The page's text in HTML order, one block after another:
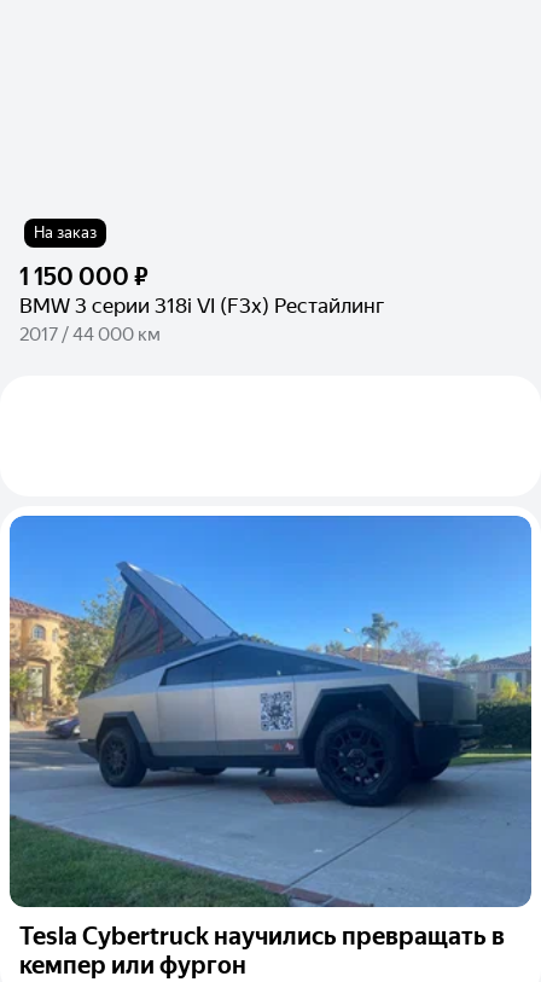
На заказ
1 150 000 ₽
BMW 3 серии 318i VI (F3x) Рестайлинг
2017 / 44 000 км
Tesla Cybertruck научились превращать в
кемпер или фургон